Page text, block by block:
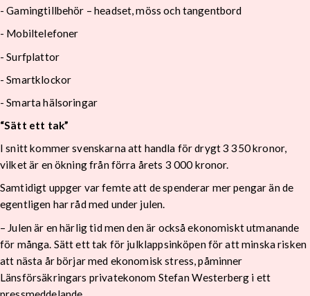
- Gamingtillbehör – headset, möss och tangentbord
- Mobiltelefoner
- Surfplattor
- Smartklockor
- Smarta hälsoringar
“Sätt ett tak”
I snitt kommer svenskarna att handla för drygt 3 350 kronor,
vilket är en ökning från förra årets 3 000 kronor.
Samtidigt uppger var femte att de spenderar mer pengar än de
egentligen har råd med under julen.
– Julen är en härlig tid men den är också ekonomiskt utmanande
för många. Sätt ett tak för julklappsinköpen för att minska risken
att nästa år börjar med ekonomisk stress, påminner
Länsförsäkringars privatekonom Stefan Westerberg i ett